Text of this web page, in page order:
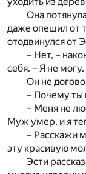
Она
даже опешил от
отодвинулся от
– Нет, –
себя. – Я не
Он не
– Почему ты
– Меня не
Муж умер, и я
– Расскажи
эту красивую
Эсти